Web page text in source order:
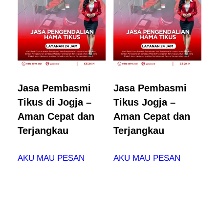
Jasa Pembasmi
Tikus di Jogja –
Aman Cepat dan
Terjangkau
AKU MAU PESAN
Jasa Pembasmi
Tikus Jogja –
Aman Cepat dan
Terjangkau
AKU MAU PESAN